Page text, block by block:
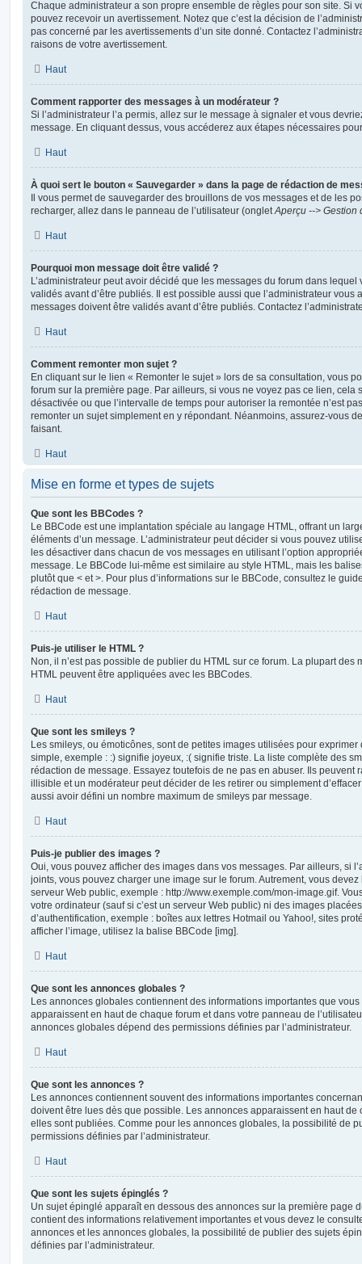
Chaque administrateur a son propre ensemble de règles pour son site. Si
pouvez recevoir un avertissement. Notez que c’est la décision de
pas concerné par les avertissements d’un site donné. Contactez
raisons de votre avertissement.
Haut
Comment rapporter des messages à un modérateur ?
Si l’administrateur l’a permis, allez sur le message à signaler et vous
message. En cliquant dessus, vous accéderez aux étapes nécessaires
Haut
À quoi sert le bouton « Sauvegarder » dans la page de rédaction de
Il vous permet de sauvegarder des brouillons de vos messages et de les
recharger, allez dans le panneau de l’utilisateur (onglet Aperçu --> Gestion
Haut
Pourquoi mon message doit être validé ?
L’administrateur peut avoir décidé que les messages du forum dans lequel
validés avant d’être publiés. Il est possible aussi que l’administrateur vous
messages doivent être validés avant d’être publiés. Contactez
Haut
Comment remonter mon sujet ?
En cliquant sur le lien « Remonter le sujet » lors de sa consultation, vous
forum sur la première page. Par ailleurs, si vous ne voyez pas ce lien, cela
désactivée ou que l’intervalle de temps pour autoriser la remontée n’est
remonter un sujet simplement en y répondant. Néanmoins, assurez-vous
faisant.
Haut
Mise en forme et types de sujets
Que sont les BBCodes ?
Le BBCode est une implantation spéciale au langage HTML, offrant un
éléments d’un message. L’administrateur peut décider si vous pouvez
les désactiver dans chacun de vos messages en utilisant l’option
message. Le BBCode lui-même est similaire au style HTML, mais les
plutôt que < et >. Pour plus d’informations sur le BBCode, consultez le
rédaction de message.
Haut
Puis-je utiliser le HTML ?
Non, il n’est pas possible de publier du HTML sur ce forum. La plupart des
HTML peuvent être appliquées avec les BBCodes.
Haut
Que sont les smileys ?
Les smileys, ou émoticônes, sont de petites images utilisées pour
simple, exemple : :) signifie joyeux, :( signifie triste. La liste complète des
rédaction de message. Essayez toutefois de ne pas en abuser. Ils peuvent
illisible et un modérateur peut décider de les retirer ou simplement
aussi avoir défini un nombre maximum de smileys par message.
Haut
Puis-je publier des images ?
Oui, vous pouvez afficher des images dans vos messages. Par ailleurs, si
joints, vous pouvez charger une image sur le forum. Autrement, vous
serveur Web public, exemple : http://www.exemple.com/mon-image.gif.
votre ordinateur (sauf si c’est un serveur Web public) ni des images
d’authentification, exemple : boîtes aux lettres Hotmail ou Yahoo!, sites
afficher l’image, utilisez la balise BBCode [img].
Haut
Que sont les annonces globales ?
Les annonces globales contiennent des informations importantes que
apparaissent en haut de chaque forum et dans votre panneau de
annonces globales dépend des permissions définies par l’administrateur.
Haut
Que sont les annonces ?
Les annonces contiennent souvent des informations importantes
doivent être lues dès que possible. Les annonces apparaissent en haut
elles sont publiées. Comme pour les annonces globales, la possibilité de
permissions définies par l’administrateur.
Haut
Que sont les sujets épinglés ?
Un sujet épinglé apparaît en dessous des annonces sur la première page
contient des informations relativement importantes et vous devez le
annonces et les annonces globales, la possibilité de publier des sujets
définies par l’administrateur.